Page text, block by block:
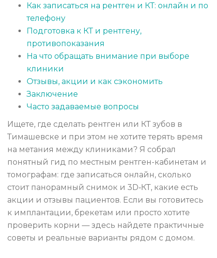
Как записаться на рентген и КТ: онлайн и по
телефону
Подготовка к КТ и рентгену,
противопоказания
На что обращать внимание при выборе
клиники
Отзывы, акции и как сэкономить
Заключение
Часто задаваемые вопросы
Ищете, где сделать рентген или КТ зубов в
Тимашевске и при этом не хотите терять время
на метания между клиниками? Я собрал
понятный гид по местным рентген-кабинетам и
томографам: где записаться онлайн, сколько
стоит панорамный снимок и 3D‑КТ, какие есть
акции и отзывы пациентов. Если вы готовитесь
к имплантации, брекетам или просто хотите
проверить корни — здесь найдете практичные
советы и реальные варианты рядом с домом.